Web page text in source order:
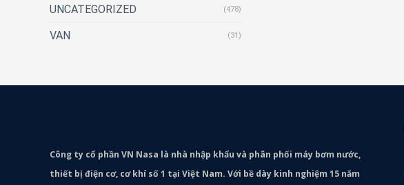
UNCATEGORIZED (478)
VAN (31)
Công ty cổ phần VN Nasa là nhà nhập khẩu và phân phối máy bơm nước,
thiết bị điện cơ, cơ khí số 1 tại Việt Nam. Với bề dày kinh nghiệm 15 năm